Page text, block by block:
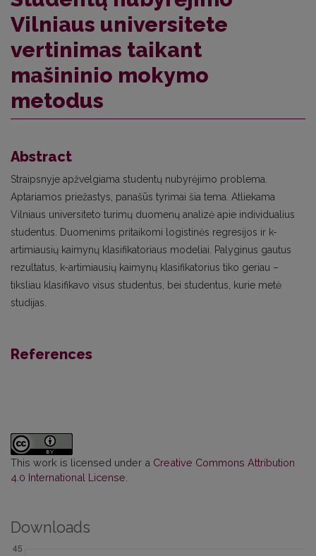
Vilniaus universitete
vertinimas taikant
mašininio mokymo
metodus
Abstract
Straipsnyje apžvelgiama studentų nubyrėjimo problema.
Aptariamos priežastys, panašūs tyrimai šia tema. Atliekama
Vilniaus universiteto turimų duomenų analizė apie individualius
studentus. Duomenims pritaikomi logistinės regresijos ir k-
artimiausių kaimynų klasifikatoriaus modeliai. Palyginus gautus
rezultatus, k-artimiausių kaimynų klasifikatorius tiko geriau –
tiksliau klasifikavo visus studentus, bei studentus, kurie metė
studijas.
References
This work is licensed under a Creative Commons Attribution
4.0 International License
Downloads